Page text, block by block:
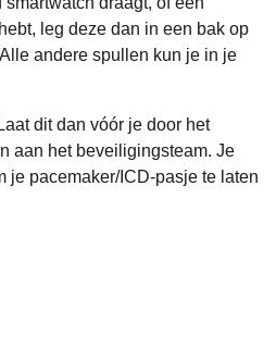
leg deze dan in een bak op
andere spullen kun je in je
dit dan vóór je door het
aan het beveiligingsteam. Je
je pacemaker/ICD-pasje te laten